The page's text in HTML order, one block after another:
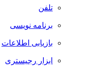
تلفن
برنامه نویسی
بازیابی اطلاعات
ابزار رجیستری